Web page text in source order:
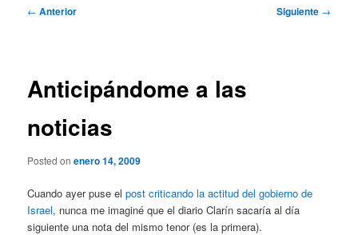
Navegación
← Anterior Siguiente →
Anticipándome a las
noticias
Posted onenero 14, 2009
Cuando ayer puse elpost criticando la actitud del gobierno de
Israel, nunca me imaginé que el diario Clarín sacaría al día
siguiente una nota del mismo tenor (es la primera).